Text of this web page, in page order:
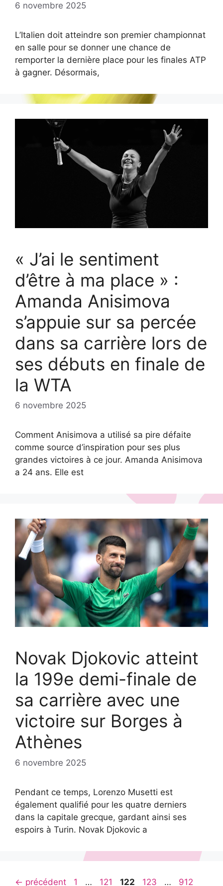
6 novembre 2025
L’Italien doit atteindre son premier championnat
en salle pour se donner une chance de
remporter la dernière place pour les finales ATP
à gagner. Désormais,
« J’ai le sentiment
d’être à ma place » :
Amanda Anisimova
s’appuie sur sa percée
dans sa carrière lors de
ses débuts en finale de
la WTA
6 novembre 2025
Comment Anisimova a utilisé sa pire défaite
comme source d’inspiration pour ses plus
grandes victoires à ce jour. Amanda Anisimova
a 24 ans. Elle est
Novak Djokovic atteint
la 199e demi-finale de
sa carrière avec une
victoire sur Borges à
Athènes
6 novembre 2025
Pendant ce temps, Lorenzo Musetti est
également qualifié pour les quatre derniers
dans la capitale grecque, gardant ainsi ses
espoirs à Turin. Novak Djokovic a
← précédent Page
1 … Page
121 Page
122 Page
123 … Page
912